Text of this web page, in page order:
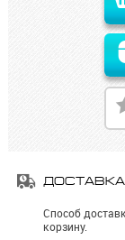
ДОСТАВКА
Способ
корзину.